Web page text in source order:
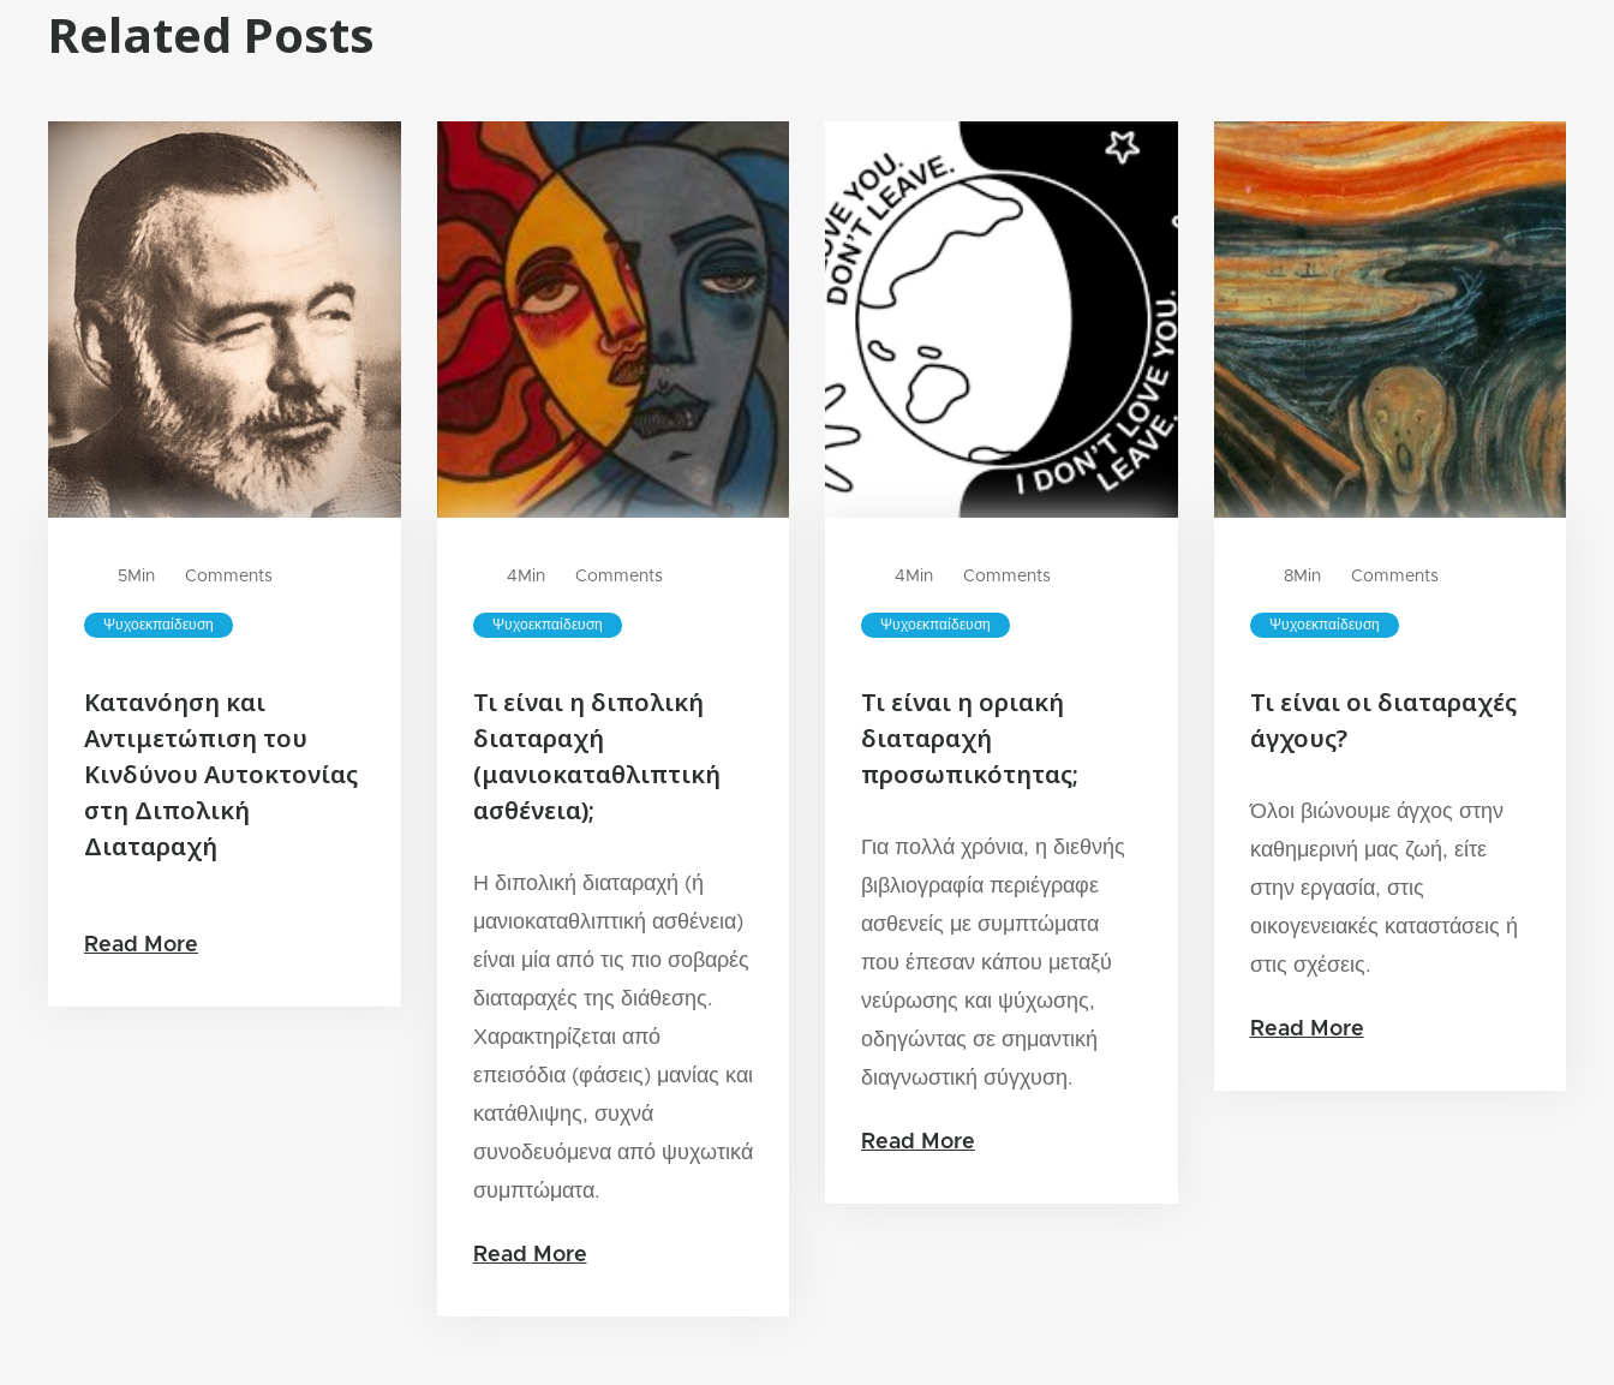
Related Posts
5Min Comments
Ψυχοεκπαίδευση
Κατανόηση και
Αντιμετώπιση του
Κινδύνου Αυτοκτονίας
στη Διπολική
Διαταραχή
Read More
4 Min Comments
Ψυχοεκπαίδευση
Τι είναι η διπολική
διαταραχή
(μανιοκαταθλιπτική
ασθένεια);
Η διπολική διαταραχή (ή
μανιοκαταθλιπτική ασθένεια)
είναι μία από τις πιο σοβαρές
διαταραχές της διάθεσης.
Χαρακτηρίζεται από
επεισόδια (φάσεις) μανίας και
κατάθλιψης, συχνά
συνοδευόμενα από ψυχωτικά
συμπτώματα.
Read More
4 Min Comments
Ψυχοεκπαίδευση
Τι είναι η οριακή
διαταραχή
προσωπικότητας;
Για πολλά χρόνια, η διεθνής
βιβλιογραφία περιέγραφε
ασθενείς με συμπτώματα
που έπεσαν κάπου μεταξύ
νεύρωσης και ψύχωσης,
οδηγώντας σε σημαντική
διαγνωστική σύγχυση.
Read More
8Min Comments
Ψυχοεκπαίδευση
Τι είναι οι διαταραχές
άγχους?
Όλοι βιώνουμε άγχος στην
καθημερινή μας ζωή, είτε
στην εργασία, στις
οικογενειακές καταστάσεις ή
στις σχέσεις.
Read More